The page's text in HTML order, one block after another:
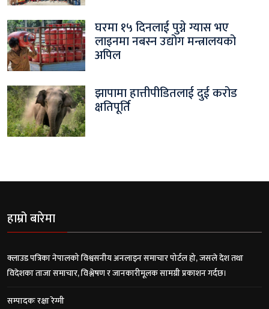
घरमा १५ दिनलाई पुग्ने ग्यास भए
लाइनमा नबस्न उद्योग मन्त्रालयको
अपिल
झापामा हात्तीपीडितलाई दुई करोड
क्षतिपूर्ति
हाम्रो बारेमा
क्लाउड पत्रिका नेपालको विश्वसनीय अनलाइन समाचार पोर्टल हो, जसले देश तथा
विदेशका ताजा समाचार, विश्लेषण र जानकारीमूलक सामग्री प्रकाशन गर्दछ।
सम्पादकः रक्षा रेग्मी